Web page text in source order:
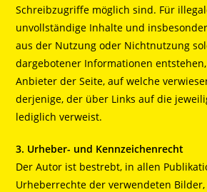
Schreibzugriffe möglich sind. Für
unvollständige Inhalte und
aus der Nutzung oder Nichtnutzung
dargebotener Informationen
Anbieter der Seite, auf welche
derjenige, der über Links auf die
lediglich verweist.
3. Urheber- und Kennzeichenrecht
Der Autor ist bestrebt, in allen
Urheberrechte der verwendeten Bilder,